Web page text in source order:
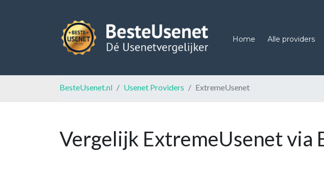
Home Alle providers
BesteUsenet.nl Usenet Providers ExtremeUsenet
Vergelijk ExtremeUsenet via